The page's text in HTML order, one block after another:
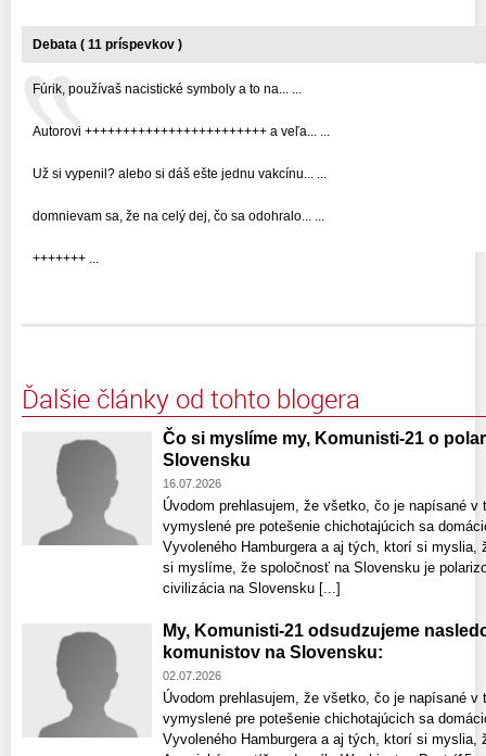
Debata ( 11 príspevkov )
Fúrik, používaš nacistické symboly a to na... ...
Autorovi ++++++++++++++++++++++++ a veľa... ...
Už si vypenil? alebo si dáš ešte jednu vakcínu... ...
domnievam sa, že na celý dej, čo sa odohralo... ...
+++++++ ...
Ďalšie články od tohto blogera
Čo si myslíme my, Komunisti-21 o
Slovensku
16.07.2026
Úvodom prehlasujem, že všetko, čo je napísané
vymyslené pre potešenie chichotajúcich sa
Vyvoleného Hamburgera a aj tých, ktorí si
si myslíme, že spoločnosť na Slovensku je
civilizácia na Slovensku [...]
My, Komunisti-21 odsudzujeme
komunistov na Slovensku:
02.07.2026
Úvodom prehlasujem, že všetko, čo je napísané
vymyslené pre potešenie chichotajúcich sa
Vyvoleného Hamburgera a aj tých, ktorí si myslia,